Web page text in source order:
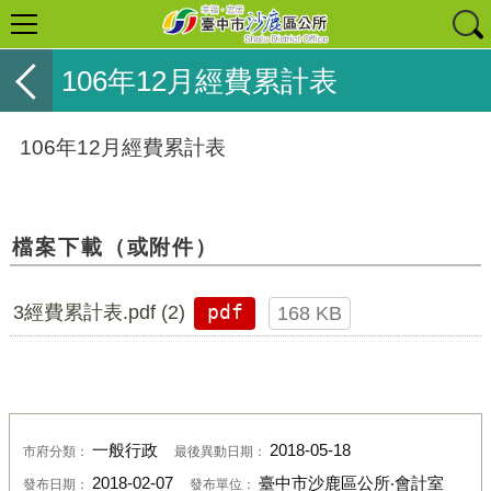
106年12月經費累計表
106年12月經費累計表
檔案下載（或附件）
3經費累計表.pdf (2) pdf 168 KB
市府分類： 一般行政 最後異動日期： 2018-05-18
發布日期： 2018-02-07 發布單位： 臺中市沙鹿區公所‧會計室